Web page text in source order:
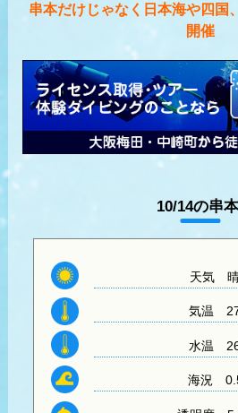
串本だけじゃなく日本海や四国
開催
10/14の串
天気晴
気温
水温
海況